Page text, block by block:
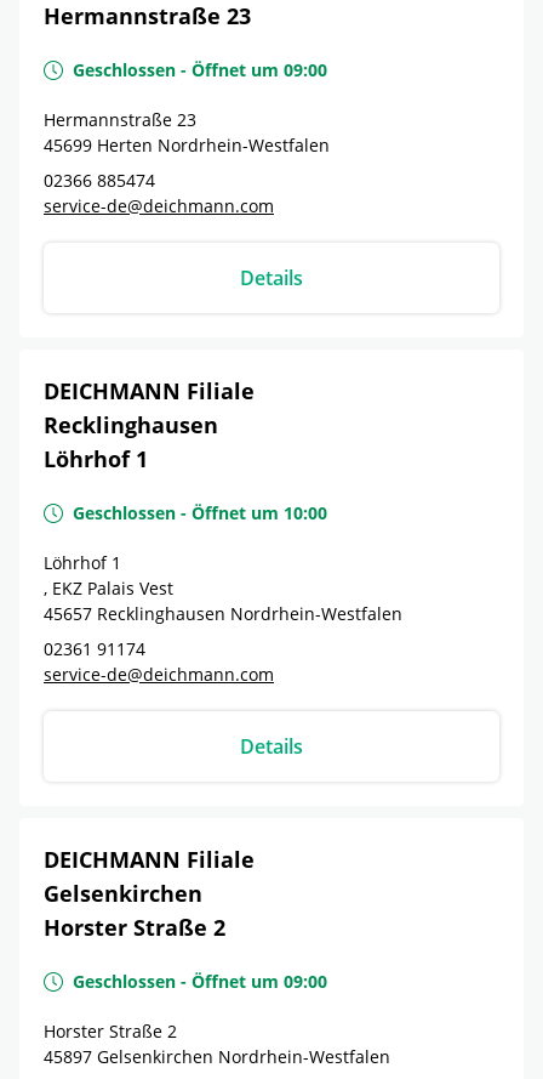
Hermannstraße 23
Geschlossen - Öffnet um 09:00
Hermannstraße 23
45699 Herten Nordrhein-Westfalen
02366 885474
service-de@deichmann.com
Details
DEICHMANN Filiale
Recklinghausen
Löhrhof 1
Geschlossen - Öffnet um 10:00
Löhrhof 1
, EKZ Palais Vest
45657 Recklinghausen Nordrhein-Westfalen
02361 91174
service-de@deichmann.com
Details
DEICHMANN Filiale
Gelsenkirchen
Horster Straße 2
Geschlossen - Öffnet um 09:00
Horster Straße 2
45897 Gelsenkirchen Nordrhein-Westfalen